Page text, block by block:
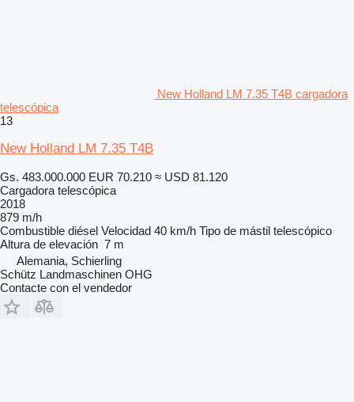
New Holland LM 7.35 T4B cargadora
telescópica
13
New Holland LM 7.35 T4B
Gs. 483.000.000 EUR 70.210 ≈ USD 81.120
Cargadora telescópica
2018
879 m/h
Combustible diésel Velocidad 40 km/h Tipo de mástil telescópico
Altura de elevación 7 m
Alemania, Schierling
Schütz Landmaschinen OHG
Contacte con el vendedor